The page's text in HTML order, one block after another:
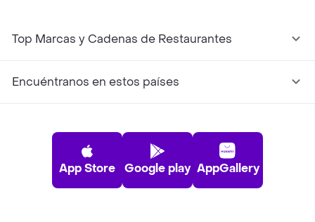
Top Marcas y Cadenas de Restaurantes
Encuéntranos en estos países
App Store Google play AppGallery